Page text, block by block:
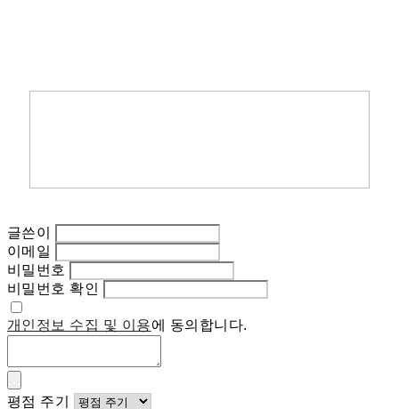
글쓴이
이메일
비밀번호
비밀번호 확인
개인정보 수집 및 이용에 동의합니다.
평점 주기